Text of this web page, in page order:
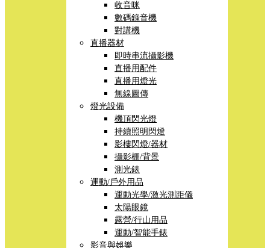
收音咪
數碼錄音機
對講機
直播器材
即時串流攝影機
直播用配件
直播用燈光
無線圖傳
燈光設備
機頂閃光燈
持續照明閃燈
影樓閃燈/器材
攝影棚/背景
測光錶
運動/戶外用品
運動光學/激光測距儀
太陽眼鏡
露營/行山用品
運動/智能手錶
影音與娛樂